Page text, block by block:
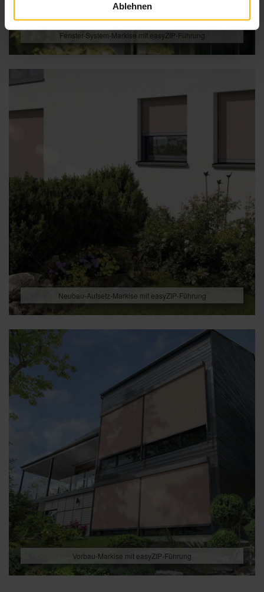
Ablehnen
Fenster-System-Markise mit easyZIP-Führung
Neubau-Aufsetz-Markise mit easyZIP-Führung
Vorbau-Markise mit easyZIP-Führung